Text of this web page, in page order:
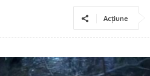
Acțiune